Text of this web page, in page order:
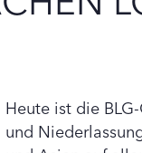
Heute ist die
und